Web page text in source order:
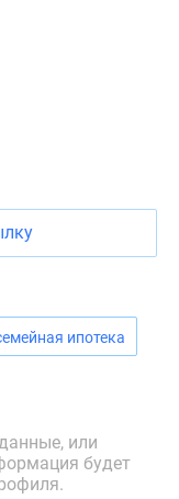
ипотека
или
будет